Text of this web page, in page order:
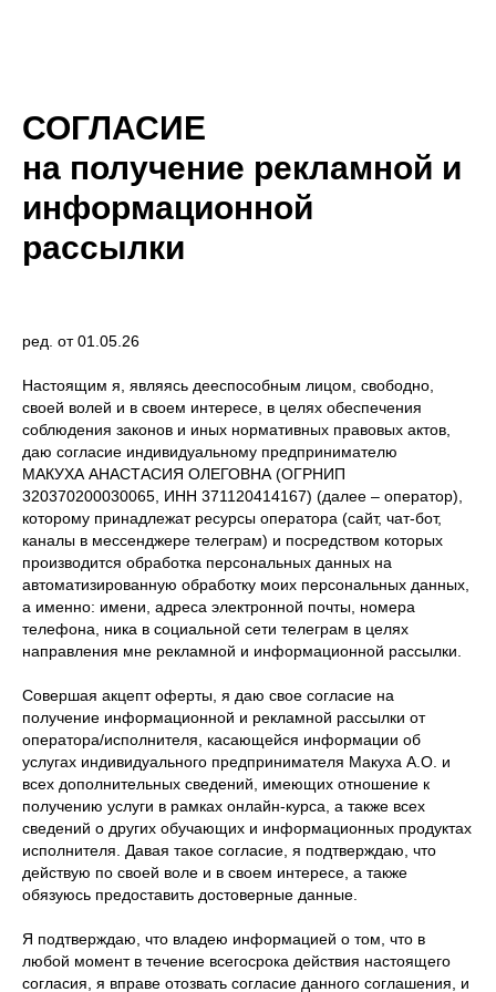
СОГЛАСИЕ
на получение рекламной и
информационной
рассылки
ред. от 01.05.26
Настоящим я, являясь дееспособным лицом, свободно,
своей волей и в своем интересе, в целях обеспечения
соблюдения законов и иных нормативных правовых актов,
даю согласие индивидуальному предпринимателю
МАКУХА АНАСТАСИЯ ОЛЕГОВНА (ОГРНИП
320370200030065, ИНН 371120414167) (далее – оператор),
которому принадлежат ресурсы оператора (сайт, чат-бот,
каналы в мессенджере телеграм) и посредством которых
производится обработка персональных данных на
автоматизированную обработку моих персональных данных,
а именно: имени, адреса электронной почты, номера
телефона, ника в социальной сети телеграм в целях
направления мне рекламной и информационной рассылки.
Совершая акцепт оферты, я даю свое согласие на
получение информационной и рекламной рассылки от
оператора/исполнителя, касающейся информации об
услугах индивидуального предпринимателя Макуха А.О. и
всех дополнительных сведений, имеющих отношение к
получению услуги в рамках онлайн-курса, а также всех
сведений о других обучающих и информационных продуктах
исполнителя. Давая такое согласие, я подтверждаю, что
действую по своей воле и в своем интересе, а также
обязуюсь предоставить достоверные данные.
Я подтверждаю, что владею информацией о том, что в
любой момент в течение всегосрока действия настоящего
согласия, я вправе отозвать согласие данного соглашения, и